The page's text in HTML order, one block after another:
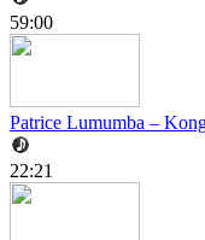
59:00
Patrice Lumumba –
22:21